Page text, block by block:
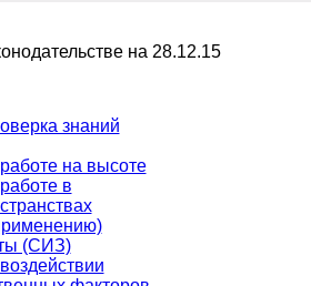
на 28.12.15
знаний
на высоте
в
(СИЗ)